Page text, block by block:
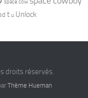
space cow
t u Unlock
droits réservés.
Thème Hueman